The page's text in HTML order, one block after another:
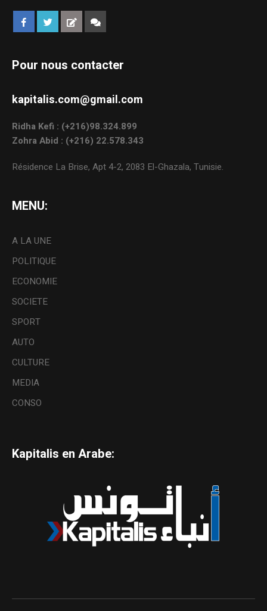
Pour nous contacter
kapitalis.com@gmail.com
Ridha Kefi : (+216)98.324.899
Zohra Abid : (+216) 22.578.343
Résidence La Brise, Apt 4-2, 2083 El-Ghazala, Tunisie.
MENU:
A LA UNE
POLITIQUE
ECONOMIE
SOCIETE
SPORT
AUTO
CULTURE
MEDIA
CONSO
Kapitalis en Arabe: